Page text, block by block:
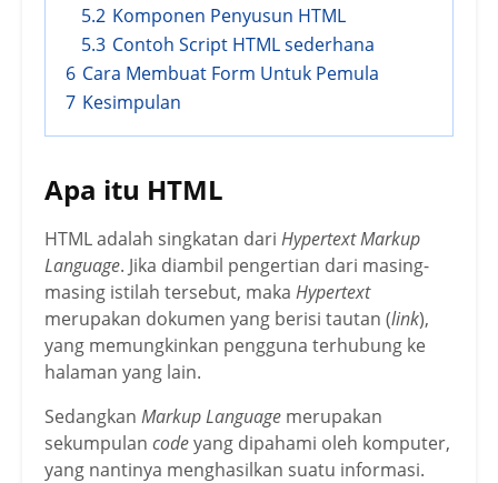
5.2 Komponen Penyusun HTML
5.3 Contoh Script HTML sederhana
6 Cara Membuat Form Untuk Pemula
7 Kesimpulan
Apa itu HTML
HTML adalah singkatan dari Hypertext Markup
Language. Jika diambil pengertian dari masing-
masing istilah tersebut, maka Hypertext
merupakan dokumen yang berisi tautan (link),
yang memungkinkan pengguna terhubung ke
halaman yang lain.
Sedangkan Markup Language merupakan
sekumpulan codeyang dipahami oleh komputer,
yang nantinya menghasilkan suatu informasi.